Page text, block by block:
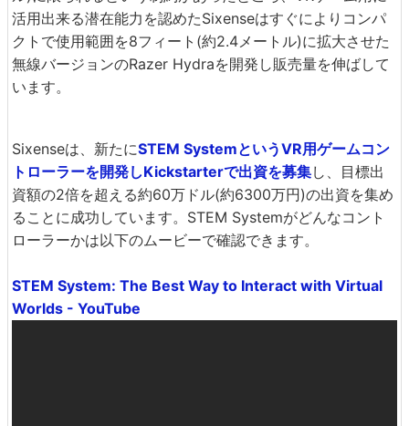
活用出来る潜在能力を認めたSixenseはすぐによりコンパ
クトで使用範囲を8フィート(約2.4メートル)に拡大させた
無線バージョンのRazer Hydraを開発し販売量を伸ばして
います。
Sixenseは、新たにSTEM SystemというVR用ゲームコン
トローラーを開発しKickstarterで出資を募集し、目標出
資額の2倍を超える約60万ドル(約6300万円)の出資を集め
ることに成功しています。STEM Systemがどんなコント
ローラーかは以下のムービーで確認できます。
STEM System: The Best Way to Interact with Virtual
Worlds - YouTube